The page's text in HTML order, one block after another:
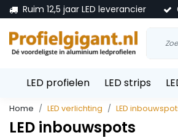
Ruim 12,5 jaar LED leverancier
LED profielen LED strips
Home LED verlichting LED
LED inbouwspots